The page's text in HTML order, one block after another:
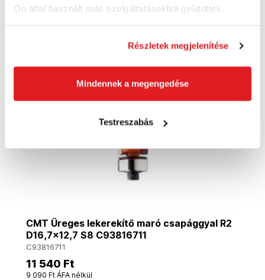
Ön által használt más szolgáltatásokból gyűjtöttek.
Részletek megjelenítése
Mindennek a megengedése
Testreszabás
CMT Üreges lekerekítő maró csapággyal R2
D16,7x12,7 S8 C93816711
C93816711
11 540 Ft
9 090 Ft ÁFA nélkül